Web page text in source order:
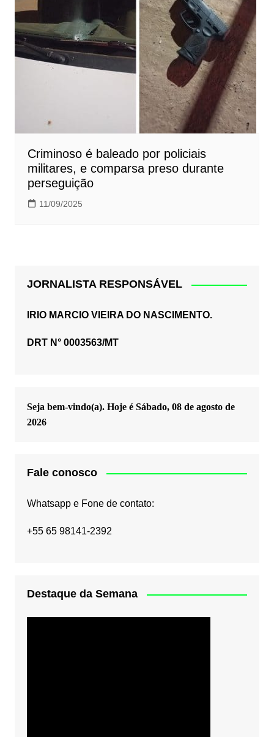
Criminoso é baleado por policiais
militares, e comparsa preso durante
perseguição
11/09/2025
JORNALISTA RESPONSÁVEL
IRIO MARCIO VIEIRA DO NASCIMENTO.
DRT N° 0003563/MT
Seja bem-vindo(a). Hoje é Sábado, 08 de agosto de
2026
Fale conosco
Whatsapp e Fone de contato:
+55 65 98141-2392
Destaque da Semana